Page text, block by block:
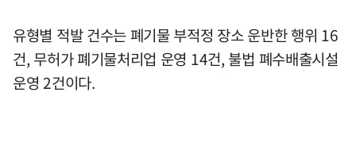
유형별 적발 건수는 폐기물 부적정 장소 운반한 행위 16
건, 무허가 폐기물처리업 운영 14건, 불법 폐수배출시설
운영 2건이다.